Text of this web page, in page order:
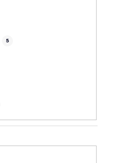
5